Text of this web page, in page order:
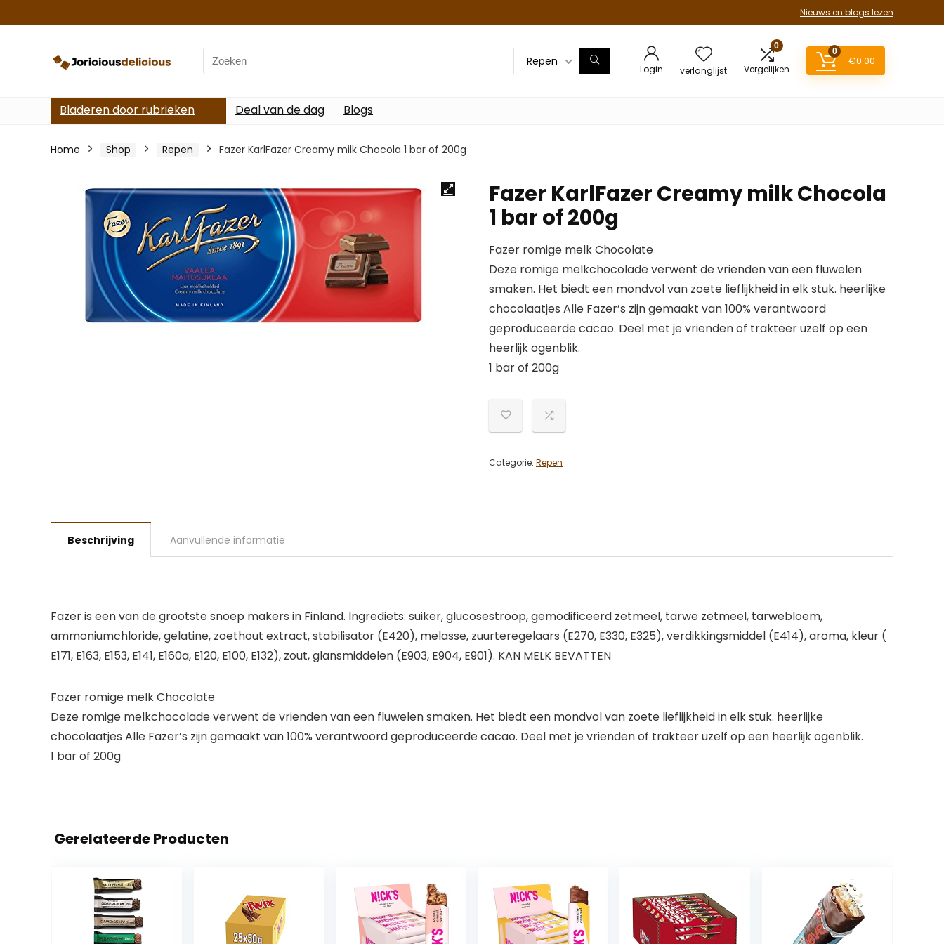
Nieuws en blogs lezen
Search
for:
Repen
Login verlanglijst
0
Vergelijken
0
€0.00
Bladeren door rubrieken Deal van de dag Blogs
Home Shop Repen Fazer KarlFazer Creamy milk Chocola 1 bar of 200g
Fazer KarlFazer Creamy milk Chocola
1 bar of 200g
Fazer romige melk Chocolate
Deze romige melkchocolade verwent de vrienden van een fluwelen
smaken. Het biedt een mondvol van zoete lieflijkheid in elk stuk. heerlijke
chocolaatjes Alle Fazer’s zijn gemaakt van 100% verantwoord
geproduceerde cacao. Deel met je vrienden of trakteer uzelf op een
heerlijk ogenblik.
1 bar of 200g
Categorie: Repen
Beschrijving Aanvullende informatie
Fazer is een van de grootste snoep makers in Finland. Ingrediets: suiker, glucosestroop, gemodificeerd zetmeel, tarwe zetmeel, tarwebloem,
ammoniumchloride, gelatine, zoethout extract, stabilisator (E420), melasse, zuurteregelaars (E270, E330, E325), verdikkingsmiddel (E414), aroma, kleur (
E171, E163, E153, E141, E160a, E120, E100, E132), zout, glansmiddelen (E903, E904, E901). KAN MELK BEVATTEN
Fazer romige melk Chocolate
Deze romige melkchocolade verwent de vrienden van een fluwelen smaken. Het biedt een mondvol van zoete lieflijkheid in elk stuk. heerlijke
chocolaatjes Alle Fazer’s zijn gemaakt van 100% verantwoord geproduceerde cacao. Deel met je vrienden of trakteer uzelf op een heerlijk ogenblik.
1 bar of 200g
Gerelateerde Producten